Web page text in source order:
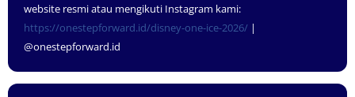
website resmi atau mengikuti Instagram kami:
https://onestepforward.id/disney-one-ice-2026/ |
@onestepforward.id